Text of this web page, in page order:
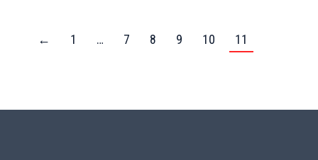
← 1 … 7 8 9 10 11